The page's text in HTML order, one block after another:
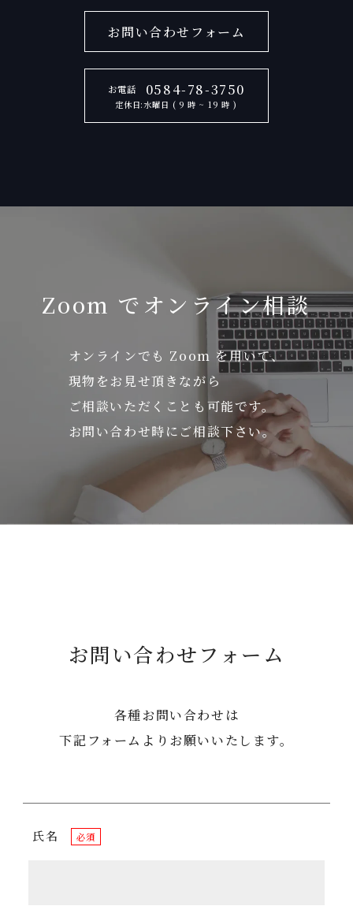
お問い合わせフォーム
お電話 0584-78-3750
定休日:水曜日 ( 9 時 ~ 19 時 )
Zoom でオンライン相談
オンラインでも Zoom を用いて、
現物をお見せ頂きながら
ご相談いただくことも可能です。
お問い合わせ時にご相談下さい。
お問い合わせフォーム
各種お問い合わせは
下記フォームよりお願いいたします。
氏名 必須